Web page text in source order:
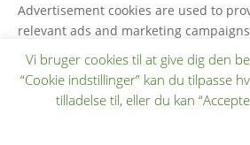
Vi bruger cookies til at give dig den
“Cookie indstillinger” kan du tilpasse
tilladelse til, eller du kan
Advertisement cookies are used to
relevant ads and marketing
visitors across websites and collect
customized ads.